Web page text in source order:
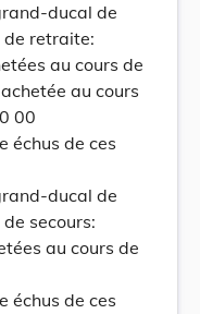
ducal de
retraite:
au cours de
au cours
00
échus de ces
ducal de
secours:
au cours de
échus de ces